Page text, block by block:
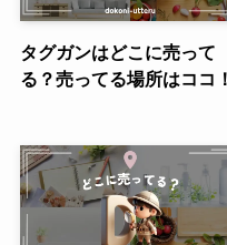
タグガンはどこに売って
る？売ってる場所はココ！